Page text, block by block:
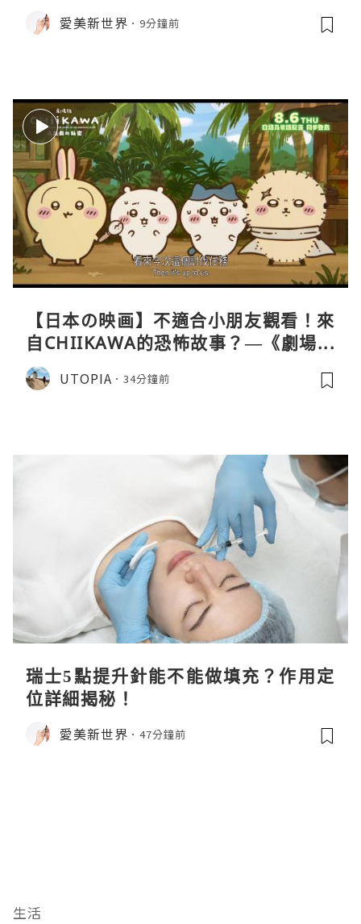
愛美新世界 9分鐘前
【日本の映画】不適合小朋友觀看！來
自CHIIKAWA的恐怖故事？—《劇場版
CHIIKAWA 人魚島的秘密》
UTOPIA 34分鐘前
瑞士5點提升針能不能做填充？作用定
位詳細揭秘！
愛美新世界 47分鐘前
生活